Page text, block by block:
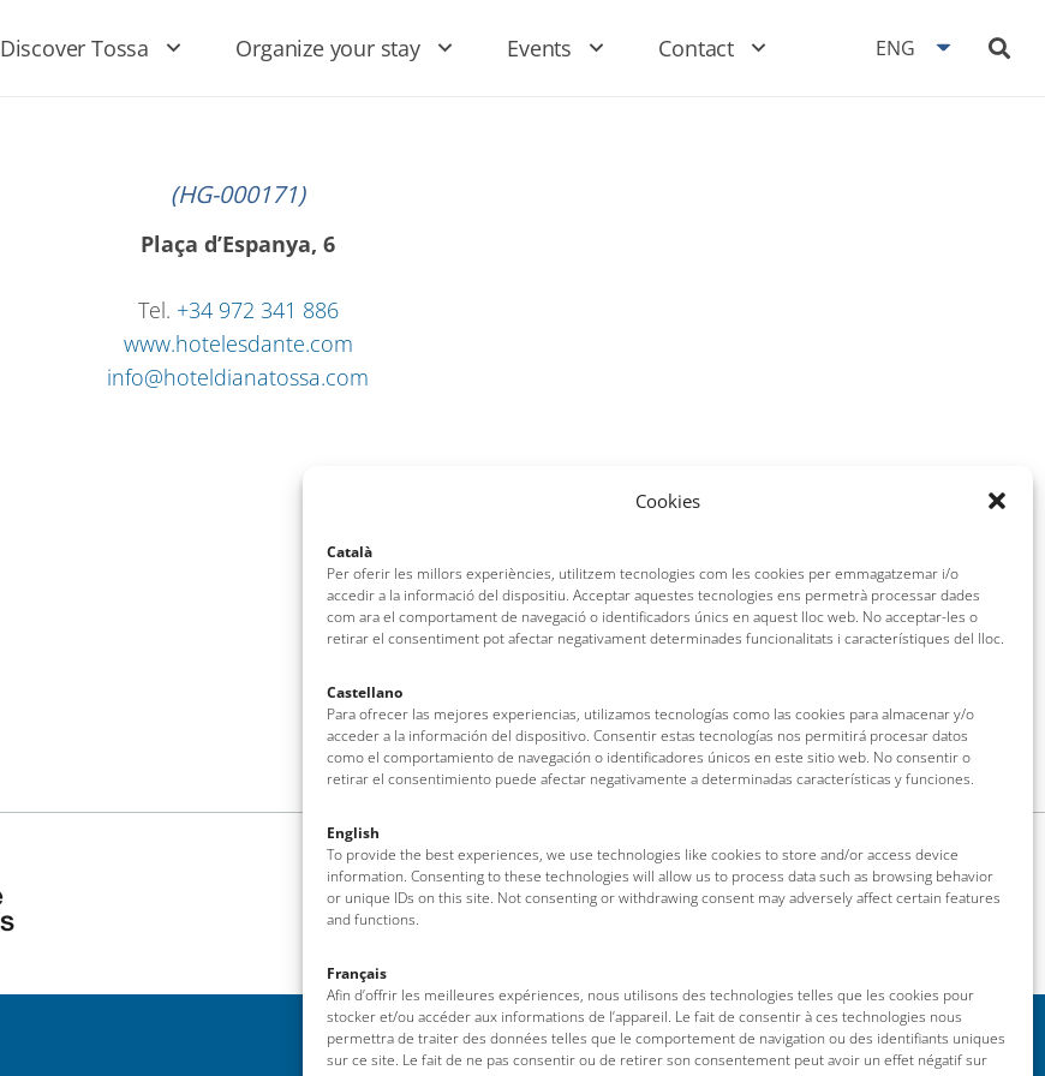
Cookies
Català
Per oferir les millors experiències, utilitzem tecnologies com les cookies per emmagatzemar i/o
accedir a la informació del dispositiu. Acceptar aquestes tecnologies ens permetrà processar dades
com ara el comportament de navegació o identificadors únics en aquest lloc web. No acceptar-les o
retirar el consentiment pot afectar negativament determinades funcionalitats i característiques del lloc.
Castellano
Para ofrecer las mejores experiencias, utilizamos tecnologías como las cookies para almacenar y/o
acceder a la información del dispositivo. Consentir estas tecnologías nos permitirá procesar datos
como el comportamiento de navegación o identificadores únicos en este sitio web. No consentir o
retirar el consentimiento puede afectar negativamente a determinadas características y funciones.
English
To provide the best experiences, we use technologies like cookies to store and/or access device
information. Consenting to these technologies will allow us to process data such as browsing behavior
or unique IDs on this site. Not consenting or withdrawing consent may adversely affect certain features
and functions.
Français
Afin d’offrir les meilleures expériences, nous utilisons des technologies telles que les cookies pour
stocker et/ou accéder aux informations de l’appareil. Le fait de consentir à ces technologies nous
permettra de traiter des données telles que le comportement de navigation ou des identifiants uniques
sur ce site. Le fait de ne pas consentir ou de retirer son consentement peut avoir un effet négatif sur
Discover Tossa Organize your stay Events Contact ENG
(HG-000171)
Plaça d’Espanya, 6
Tel. +34 972 341 886
www.hotelesdante.com
info@hoteldianatossa.com